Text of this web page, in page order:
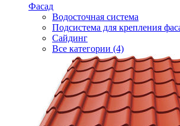
Фасад
Водосточная система
Подсистема для крепления
Сайдинг
Все категории (4)